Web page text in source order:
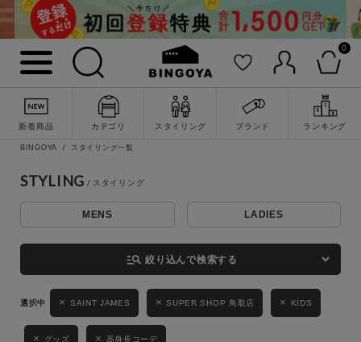
0
新着商品 カテゴリ スタイリング ブランド ランキング
詳細検索
キーワード
性別
MENS LADIES KIDS
BINGOYA スタイリング一覧
STYLING
MENS LADIES
manage_search 絞り込んで検索する
SAINT JAMES SUPER SHOP 鳥取店 KIDS
グッズ 高身長コーデ